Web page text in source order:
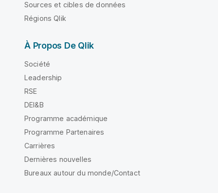
Sources et cibles de données
Régions Qlik
À Propos De Qlik
Société
Leadership
RSE
DEI&B
Programme académique
Programme Partenaires
Carrières
Dernières nouvelles
Bureaux autour du monde/Contact